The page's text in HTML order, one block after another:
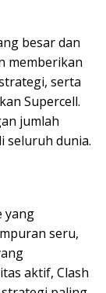
besar dan
memberikan
serta
Supercell.
jumlah
seluruh dunia.
yang
seru,
aktif, Clash